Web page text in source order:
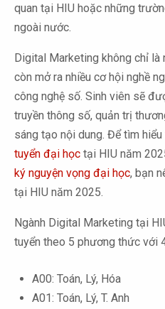
quan tại HIU hoặc những
ngoài nước.
Digital Marketing không chỉ là
còn mở ra nhiều cơ hội nghề
công nghệ số. Sinh viên sẽ
truyền thông số, quản trị
sáng tạo nội dung. Để tìm
tuyển đại học tại HIU năm
ký nguyện vọng đại học, bạn
tại HIU năm 2025.
Ngành Digital Marketing tại
tuyển theo 5 phương thức với
A00: Toán, Lý, Hóa
A01: Toán, Lý, T. Anh